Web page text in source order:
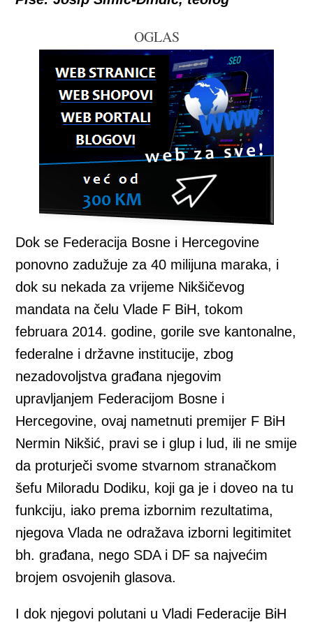
OGLAS
Dok se Federacija Bosne i Hercegovine
ponovno zadužuje za 40 milijuna maraka, i
dok su nekada za vrijeme Nikšičevog
mandata na čelu Vlade F BiH, tokom
februara 2014. godine, gorile sve kantonalne,
federalne i državne institucije, zbog
nezadovoljstva građana njegovim
upravljanjem Federacijom Bosne i
Hercegovine, ovaj nametnuti premijer F BiH
Nermin Nikšić, pravi se i glup i lud, ili ne smije
da proturječi svome stvarnom stranačkom
šefu Miloradu Dodiku, koji ga je i doveo na tu
funkciju, iako prema izbornim rezultatima,
njegova Vlada ne odražava izborni legitimitet
bh. građana, nego SDA i DF sa najvećim
brojem osvojenih glasova.
I dok njegovi polutani u Vladi Federacije BiH